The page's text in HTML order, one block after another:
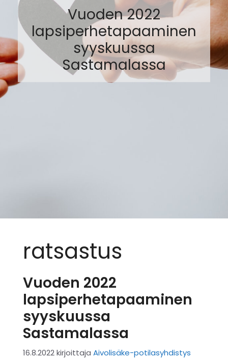
Vuoden 2022
lapsiperhetapaaminen
syyskuussa
Sastamalassa
ratsastus
Vuoden 2022
lapsiperhetapaaminen
syyskuussa
Sastamalassa
16.8.2022kirjoittaja Aivolisäke-potilasyhdistys